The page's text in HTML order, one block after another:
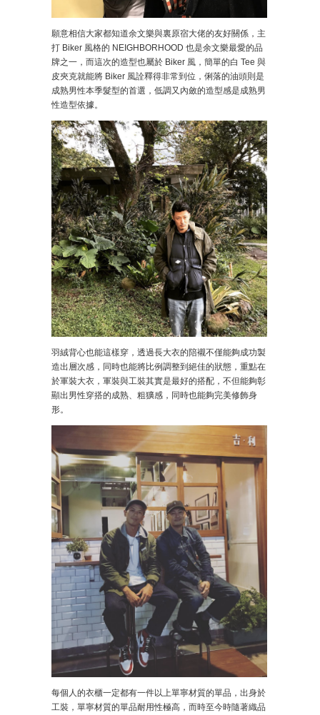
願意相信大家都知道余文樂與裏原宿大佬的友好關係，主
打 Biker 風格的 NEIGHBORHOOD 也是余文樂最愛的品
牌之一，而這次的造型也屬於 Biker 風，簡單的白 Tee 與
皮夾克就能將 Biker 風詮釋得非常到位，俐落的油頭則是
成熟男性本季髮型的首選，低調又內斂的造型感是成熟男
性造型依據。
羽絨背心也能這樣穿，透過長大衣的陪襯不僅能夠成功製
造出層次感，同時也能將比例調整到絕佳的狀態，重點在
於軍裝大衣，軍裝與工裝其實是最好的搭配，不但能夠彰
顯出男性穿搭的成熟、粗獷感，同時也能夠完美修飾身
形。
每個人的衣櫃一定都有一件以上單寧材質的單品，出身於
工裝，單寧材質的單品耐用性極高，而時至今時隨著織品